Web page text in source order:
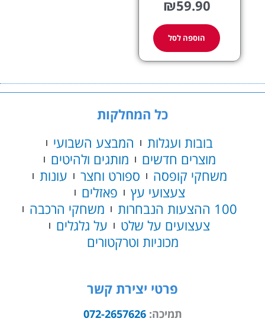
₪59.90
הוספה לסל
כל המחלקות
בובות ועגלות
המבצע השבועי
מוצרים חדשים
מותגים ולהיטים
משחקי קופסה
ספורט וחצר
עונות
צעצועי עץ
פאזלים
100 ההצעות הנבחרות
משחקי הרכבה
צעצועים על שלט
על גלגלים
מכוניות וטרקטורים
פרטי יצירת קשר
תמיכה:072-2657626